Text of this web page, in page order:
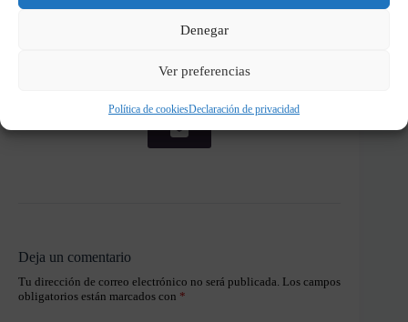
Denegar
Ver preferencias
Política de cookiesDeclaración de privacidad
▷ ¿Te ha gustado? Compártelo! ◁
Deja un comentario
Tu dirección de correo electrónico no será publicada. Los campos
obligatorios están marcados con *